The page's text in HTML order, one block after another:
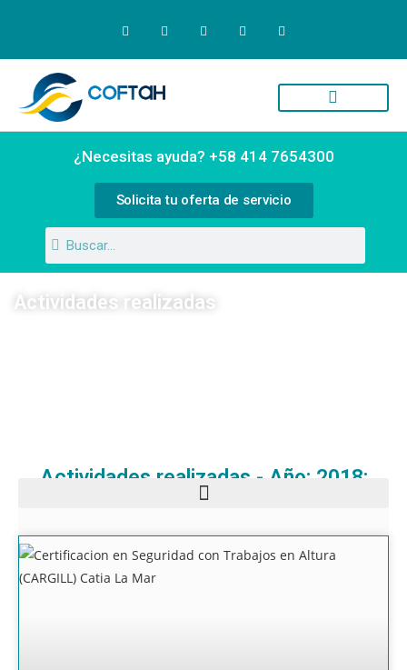
¿Necesitas ayuda? +58 414 7654300
Solicita tu oferta de servicio
Actividades realizadas
Actividades realizadas - Año: 2018: